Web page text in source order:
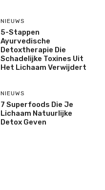
NIEUWS
5-Stappen
Ayurvedische
Detoxtherapie Die
Schadelijke Toxines Uit
Het Lichaam Verwijdert
NIEUWS
7 Superfoods Die Je
Lichaam Natuurlijke
Detox Geven